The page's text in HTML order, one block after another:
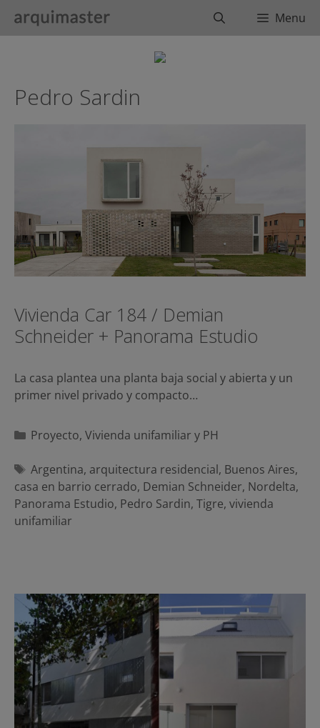
BuscarMenu
Pedro Sardin
Vivienda Car 184 / Demian
Schneider + Panorama Estudio
La casa plantea una planta baja social y abierta y un
primer nivel privado y compacto…
Categorías
Proyecto, Vivienda unifamiliar y PH
Etiquetas
Argentina, arquitectura residencial, Buenos Aires,
casa en barrio cerrado, Demian Schneider, Nordelta,
Panorama Estudio, Pedro Sardin, Tigre, vivienda
unifamiliar